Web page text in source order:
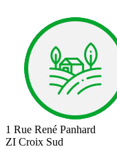
1 Rue René Panhard
ZI Croix Sud